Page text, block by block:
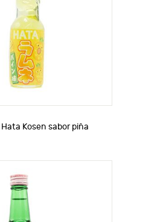
Kosen sabor piña